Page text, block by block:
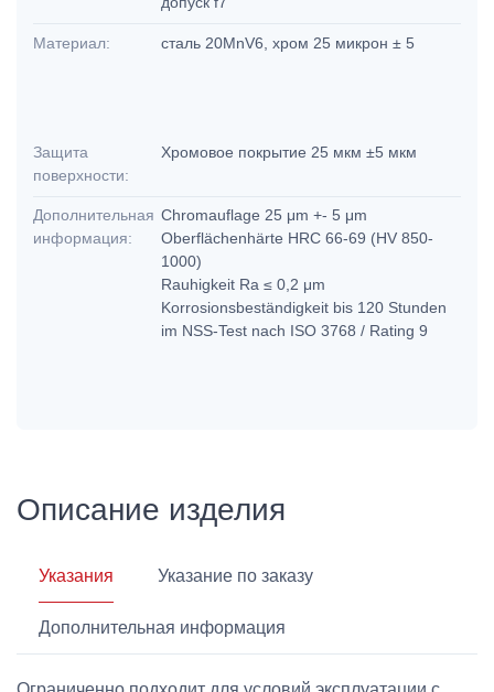
Материал: сталь 20MnV6, хром 25 микрон ± 5
Защита
поверхности:
Хромовое покрытие 25 мкм ±5 мкм
Дополнительная
информация:
Chromauflage 25 μm +- 5 μm
Oberflächenhärte HRC 66-69 (HV 850-
1000)
Rauhigkeit Ra ≤ 0,2 μm
Korrosionsbeständigkeit bis 120 Stunden
im NSS-Test nach ISO 3768 / Rating 9
Описание изделия
Указания Указание по заказу
Дополнительная информация